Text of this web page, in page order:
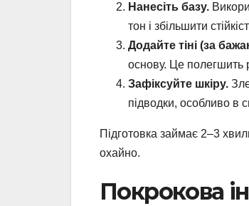
Нанесіть базу.
тон і збільшити
Додайте тіні (за
основу. Це полегшить
Зафіксуйте шкіру.
підводки, особливо в
Підготовка займає 2–3
охайно.
Покрокова